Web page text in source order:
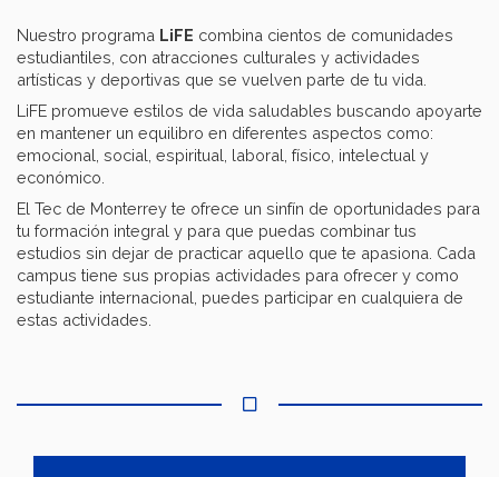
Nuestro programa LiFE combina cientos de comunidades
estudiantiles, con atracciones culturales y actividades
artísticas y deportivas que se vuelven parte de tu vida.
LiFE promueve estilos de vida saludables buscando apoyarte
en mantener un equilibro en diferentes aspectos como:
emocional, social, espiritual, laboral, físico, intelectual y
económico.
El Tec de Monterrey te ofrece un sinfín de oportunidades para
tu formación integral y para que puedas combinar tus
estudios sin dejar de practicar aquello que te apasiona. Cada
campus tiene sus propias actividades para ofrecer y como
estudiante internacional, puedes participar en cualquiera de
estas actividades.